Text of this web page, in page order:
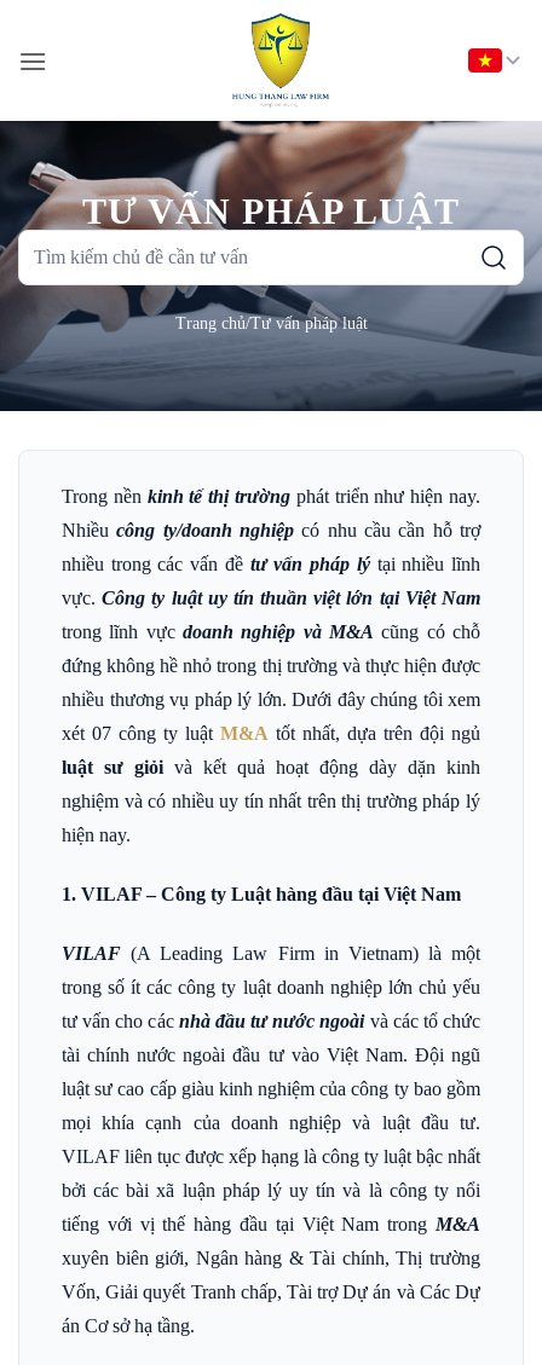
nội
TƯ VẤN PHÁP LUẬT
Tìm
chủ
đề
tư
Trang chủ/Tư vấn pháp luật
Trong nền kinh tế thị trường phát triển như hiện nay.
Nhiều công ty/doanh nghiệp có nhu cầu cần hỗ trợ
nhiều trong các vấn đềtư vấn pháp lý tại nhiều lĩnh
vực.Công ty luật uy tín thuần việt lớn tại Việt Nam
trong lĩnh vực doanh nghiệp và M&A cũng có chỗ
đứng không hề nhỏ trong thị trường và thực hiện được
nhiều thương vụ pháp lý lớn. Dưới đây chúng tôi xem
xét 07 công ty luật M&A tốt nhất, dựa trên đội ngủ
luật sư giỏi và kết quả hoạt động dày dặn kinh
nghiệm và có nhiều uy tín nhất trên thị trường pháp lý
hiện nay.
1. VILAF – Công ty Luật hàng đầu tại Việt Nam
VILAF (A Leading Law Firm in Vietnam) là một
trong số ít các công ty luật doanh nghiệp lớn chủ yếu
tư vấn cho các nhà đầu tư nước ngoàivà các tổ chức
tài chính nước ngoài đầu tư vào Việt Nam. Đội ngũ
luật sư cao cấp giàu kinh nghiệm của công ty bao gồm
mọi khía cạnh của doanh nghiệp và luật đầu tư.
VILAF liên tục được xếp hạng là công ty luật bậc nhất
bởi các bài xã luận pháp lý uy tín và là công ty nổi
tiếng với vị thế hàng đầu tại Việt Nam trong M&A
xuyên biên giới, Ngân hàng & Tài chính, Thị trường
Vốn, Giải quyết Tranh chấp, Tài trợ Dự án và Các Dự
án Cơ sở hạ tầng.